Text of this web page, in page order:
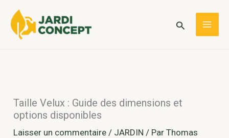
contenu
Rechercher
Taille Velux : Guide des dimensions et
options disponibles
Laisser un commentaire / JARDIN / ParThomas